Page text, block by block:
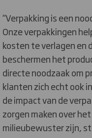
“Verpakking is een
Onze verpakkingen
kosten te verlagen en
beschermen het
directe noodzaak om
klanten zich echt ook
de impact van de
zorgen maken over
milieubewuster zijn,